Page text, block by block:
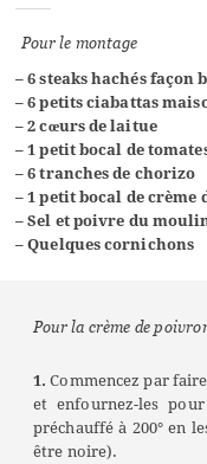
Pour le montage
– 6 steaks hachés façon
– 6 petits ciabattas
– 2 cœurs de laitue
– 1 petit bocal de
– 6 tranches de chorizo
– 1 petit bocal de crème
– Sel et poivre du
– Quelques cornichons
Pour la crème de
1. Commencez par
et enfournez-les
préchauffé à 200° en
être noire).